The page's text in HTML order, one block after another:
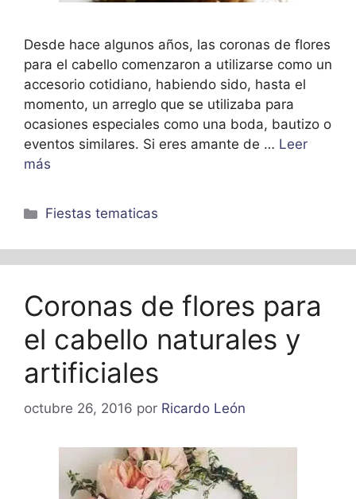
Desde hace algunos años, las coronas de flores
para el cabello comenzaron a utilizarse como un
accesorio cotidiano, habiendo sido, hasta el
momento, un arreglo que se utilizaba para
ocasiones especiales como una boda, bautizo o
eventos similares. Si eres amante de … Leer
más
Categorías
Fiestas tematicas
Coronas de flores para
el cabello naturales y
artificiales
octubre 26, 2016 por Ricardo León